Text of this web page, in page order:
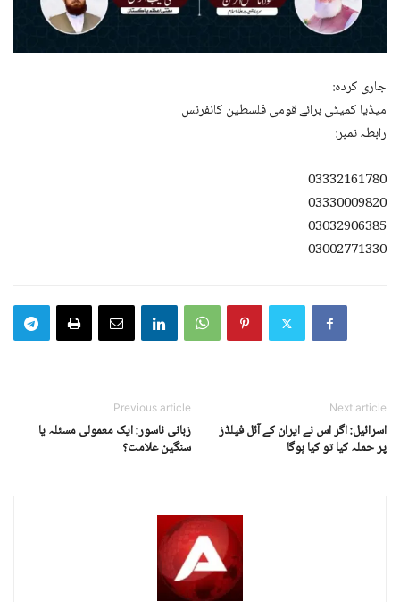
جاری کردہ:
میڈیا کمیٹی برائے قومی فلسطین کانفرنس
رابطہ نمبر:
03332161780
03330009820
03032906385
03002771330
Previous article
زبانی ناسور: ایک معمولی مسئلہ یا
سنگین علامت؟
Next article
اسرائیل: اگر اس نے ایران کے آئل فیلڈز
پر حملہ کیا تو کیا ہوگا